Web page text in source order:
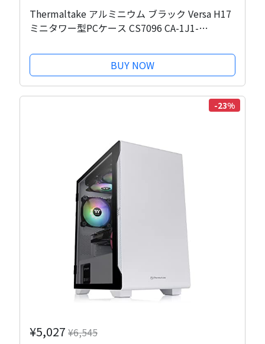
Thermaltake アルミニウム ブラック Versa H17
ミニタワー型PCケース CS7096 CA-1J1-
BUY NOW
-23%
¥5,027 ¥6,545